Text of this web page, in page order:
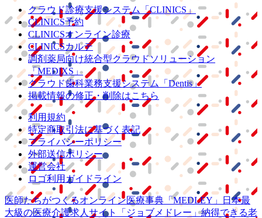
クラウド診療支援システム
「CLINICS」
CLINICS予約
CLINICSオンライン診療
CLINICSカルテ
調剤薬局向け統合型クラウドソリューション
「MEDIXS」
クラウド歯科業務支援システム
「Dentis」
掲載情報の修正・削除はこちら
利用規約
特定商取引法に基づく表記
プライバシーポリシー
外部送信ポリシー
運営会社
ロゴ利用ガイドライン
医師たちがつくるオンライン医療事典 「MEDLEY」
日本最
大級の医療介護求人サイト 「ジョブメドレー」納得できる老